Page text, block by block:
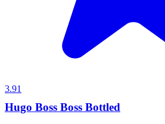
3.91
Hugo Boss Boss Bottled